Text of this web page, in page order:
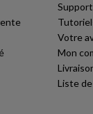
Votre
Mon
Liste